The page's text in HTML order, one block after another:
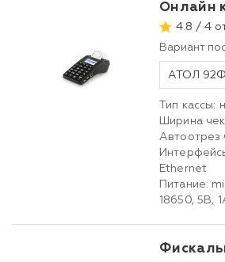
Онлайн
4.8 / 4
Вариант
АТОЛ
Тип кассы:
Ширина
Автоотрез
Ethernet
Питание:
18650, 5В,